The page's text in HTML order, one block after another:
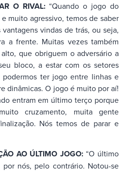
O RIVAL: “Quando o jogo do
muito agressivo, temos de saber
vindas de trás, ou seja,
a frente. Muitas vezes também
que obriguem o adversário a
bloco, a estar com os setores
podermos ter jogo entre linhas e
dinâmicas. O jogo é muito por aí!
entram em último terço porque
cruzamento, muita gente
Nós temos de parar e
AO ÚLTIMO JOGO: “O último
nós, pelo contrário. Notou-se